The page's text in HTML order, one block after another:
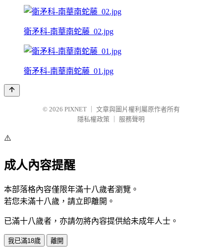
衛矛科-南華南蛇藤_02.jpg
衛矛科-南華南蛇藤_01.jpg
© 2026 PIXNET
文章與圖片權利屬原作者所有
隱私權政策
服務聲明
⚠️
成人內容提醒
本部落格內容僅限年滿十八歲者瀏覽。
若您未滿十八歲，請立即離開。
已滿十八歲者，亦請勿將內容提供給未成年人士。
我已滿18歲 離開